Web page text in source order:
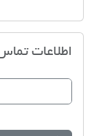
اطلاعات